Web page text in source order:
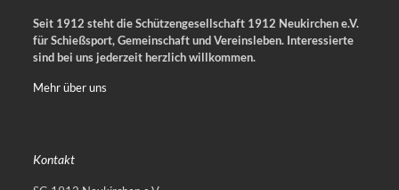
Seit 1912 steht die Schützengesellschaft 1912 Neukirchen e.V.
für Schießsport, Gemeinschaft und Vereinsleben. Interessierte
sind bei uns jederzeit herzlich willkommen.
Mehr über uns
Kontakt